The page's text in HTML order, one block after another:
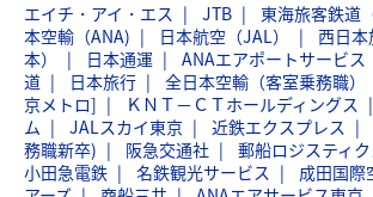
エイチ・アイ・エス JTB 東海旅客鉄道
本空輸（ANA)
日本航空（JAL）
西日本
本）
日本通運 ANAエアポートサービス
道
日本旅行 全日本空輸（客室乗務職）
京メトロ]
ＫＮＴ－ＣＴホールディングス
ム
JALスカイ東京 近鉄エクスプレス
務職新卒)
阪急交通社 郵船ロジスティ
小田急電鉄
名鉄観光サービス 成田国際